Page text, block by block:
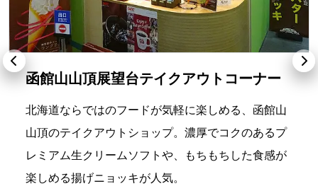
函館山山頂展望台テイクアウトコーナー
北海道ならではのフードが気軽に楽しめる、函館山
山頂のテイクアウトショップ。濃厚でコクのあるプ
レミアム生クリームソフトや、もちもちした食感が
楽しめる揚げニョッキが人気。